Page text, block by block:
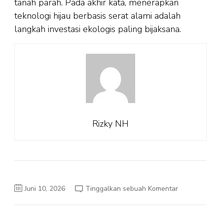
teknologi hijau berbasis serat alami adalah
langkah investasi ekologis paling bijaksana.
Rizky NH
Juni 10, 2026 Tinggalkan sebuah Komentarpada